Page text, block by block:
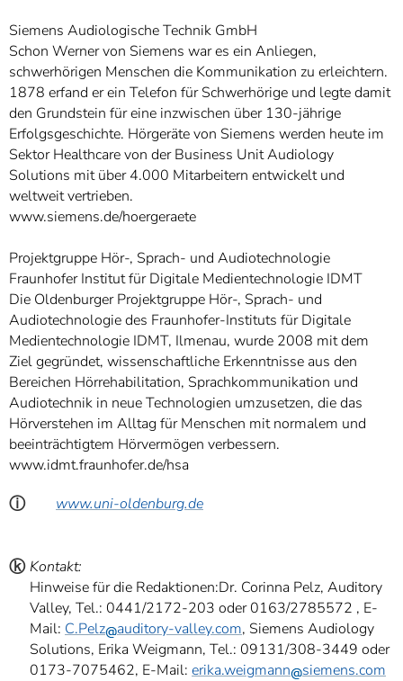
Siemens Audiologische Technik GmbH
Schon Werner von Siemens war es ein Anliegen,
schwerhörigen Menschen die Kommunikation zu erleichtern.
1878 erfand er ein Telefon für Schwerhörige und legte damit
den Grundstein für eine inzwischen über 130-jährige
Erfolgsgeschichte. Hörgeräte von Siemens werden heute im
Sektor Healthcare von der Business Unit Audiology
Solutions mit über 4.000 Mitarbeitern entwickelt und
weltweit vertrieben.
www.siemens.de/hoergeraete
Projektgruppe Hör-, Sprach- und Audiotechnologie
Fraunhofer Institut für Digitale Medientechnologie IDMT
Die Oldenburger Projektgruppe Hör-, Sprach- und
Audiotechnologie des Fraunhofer-Instituts für Digitale
Medientechnologie IDMT, Ilmenau, wurde 2008 mit dem
Ziel gegründet, wissenschaftliche Erkenntnisse aus den
Bereichen Hörrehabilitation, Sprachkommunikation und
Audiotechnik in neue Technologien umzusetzen, die das
Hörverstehen im Alltag für Menschen mit normalem und
beeinträchtigtem Hörvermögen verbessern.
www.idmt.fraunhofer.de/hsa
ⓘ www.uni-oldenburg.de
ⓚ Kontakt:
Hinweise für die Redaktionen:Dr. Corinna Pelz, Auditory
Valley, Tel.: 0441/2172-203 oder 0163/2785572 , E-
Mail: C.Pelz auditory-valley.com, Siemens Audiology
Solutions, Erika Weigmann, Tel.: 09131/308-3449 oder
0173-7075462, E-Mail: erika.weigmann siemens.com